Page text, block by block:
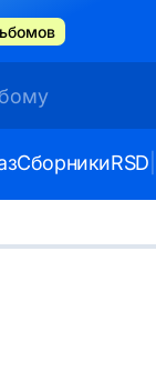
СборникиRSD